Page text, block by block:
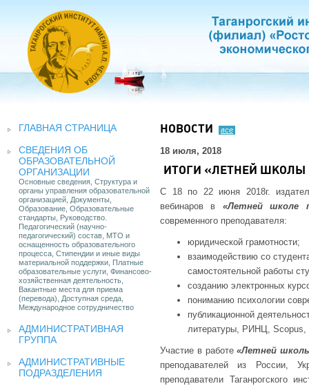
ГЛАВНАЯ СТРАНИЦА
СВЕДЕНИЯ ОБ
ОБРАЗОВАТЕЛЬНОЙ
ОРГАНИЗАЦИИ
Основные сведения, Структура и
органы управления образовательной
организацией, Документы,
Образование, Образовательные
стандарты, Руководство.
Педагогический (научно-
педагогический) состав, МТО и
оснащенность образовательного
процесса, Стипендии и иные виды
материальной поддержки, Платные
образовательные услуги, Финансово-
хозяйственная деятельность,
Вакантные места для приема
(перевода), Доступная среда,
Международное сотрудничество
АДМИНИСТРАТИВНАЯ
ГРУППА
АДМИНИСТРАТИВНЫЕ
ПОДРАЗДЕЛЕНИЯ
НОВОСТИ все
18 июля, 2018
ИТОГИ «ЛЕТНЕЙ ШКОЛЫ
С 18 по 22 июня 2018г.
вебинаров в «Летней школе
современного преподавателя:
юридической грамотности;
взаимодействию со
самостоятельной работы
созданию электронных
пониманию психологии
публикационной
литературы, РИНЦ, Scopus,
Участие в работе«Летней
преподавателей из России,
преподаватели Таганрогского